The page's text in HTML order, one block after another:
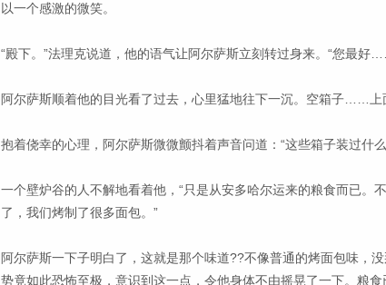
以一个感激的微笑。
“殿下。”法理克说道，他的语气让阿尔萨斯立刻转过身来。“您最好
阿尔萨斯顺着他的目光看了过去，心里猛地往下一沉。空箱子……上
抱着侥幸的心理，阿尔萨斯微微颤抖着声音问道：“这些箱子装过什
一个壁炉谷的人不解地看着他，“只是从安多哈尔运来的粮食而已。
了，我们烤制了很多面包。”
阿尔萨斯一下子明白了，这就是那个味道??不像普通的烤面包味，
势竟如此恐怖至极，意识到这一点，令他身体不由摇晃了一下。粮